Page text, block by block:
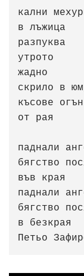
кални
в лъжица
разпуква
утрото
жадно
скрило в
късове огън
от рая
паднали
бягство
във края
паднали
бягство
в безкрая
Петьо